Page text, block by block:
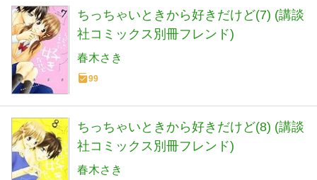
ちっちゃいときから好きだけど(7) (講談
社コミックス別冊フレンド)
春木さき
99
ちっちゃいときから好きだけど(8) (講談
社コミックス別冊フレンド)
春木さき